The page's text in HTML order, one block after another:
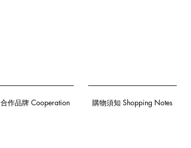
合作品牌 Cooperation 購物須知 Shopping Notes